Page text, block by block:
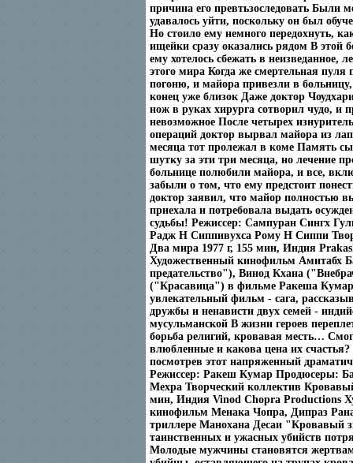
причина его превтьзоследовать Были
удавалось уйти, поскольку он был
Но стоило ему немного передохнуть,
ищейки сразу оказались рядом В этой
ему хотелось сбежать в неизведанное,
этого мира Когда же смертельная пуля
погоню, и майора привезли в
конец уже близок Даже доктор
нож в руках хирурга сотворил чудо, и
невозможное После четырех
операций доктор вырвал майора из
месяца тот пролежал в коме Память
шутку за эти три месяца, но лечение
больнице полюбили майора, и все,
забыли о том, что ему предстоит
доктор заявил, что майор полностью
приехала и потребовала выдать
судьбы! Режиссер: Сампуран Сингх
Радж Н Сиппивухса Рому Н Сиппи
Два мира 1977 г, 155 мин, Индия
Художественный кинофильм Амитабх
предательство"), Винод Кхана
("Красавица") в фильме Ракеша
увлекательный фильм - сага,
дружбы и ненависти двух семей -
мусульманской В жизни героев
борьба религий, кровавая месть…
влюбленные и какова цена их счастья?
посмотрев этот напряженный
Режиссер: Ракеш Кумар Продюсеры:
Мехра Творческий коллектив
мин, Индия Vinod Chopra Productions
кинофильм Менака Чопра, Дипраз
триллере Манохана Десаи "Кровавый
таинственных и ужасных убийств
Молодые мужчины становятся